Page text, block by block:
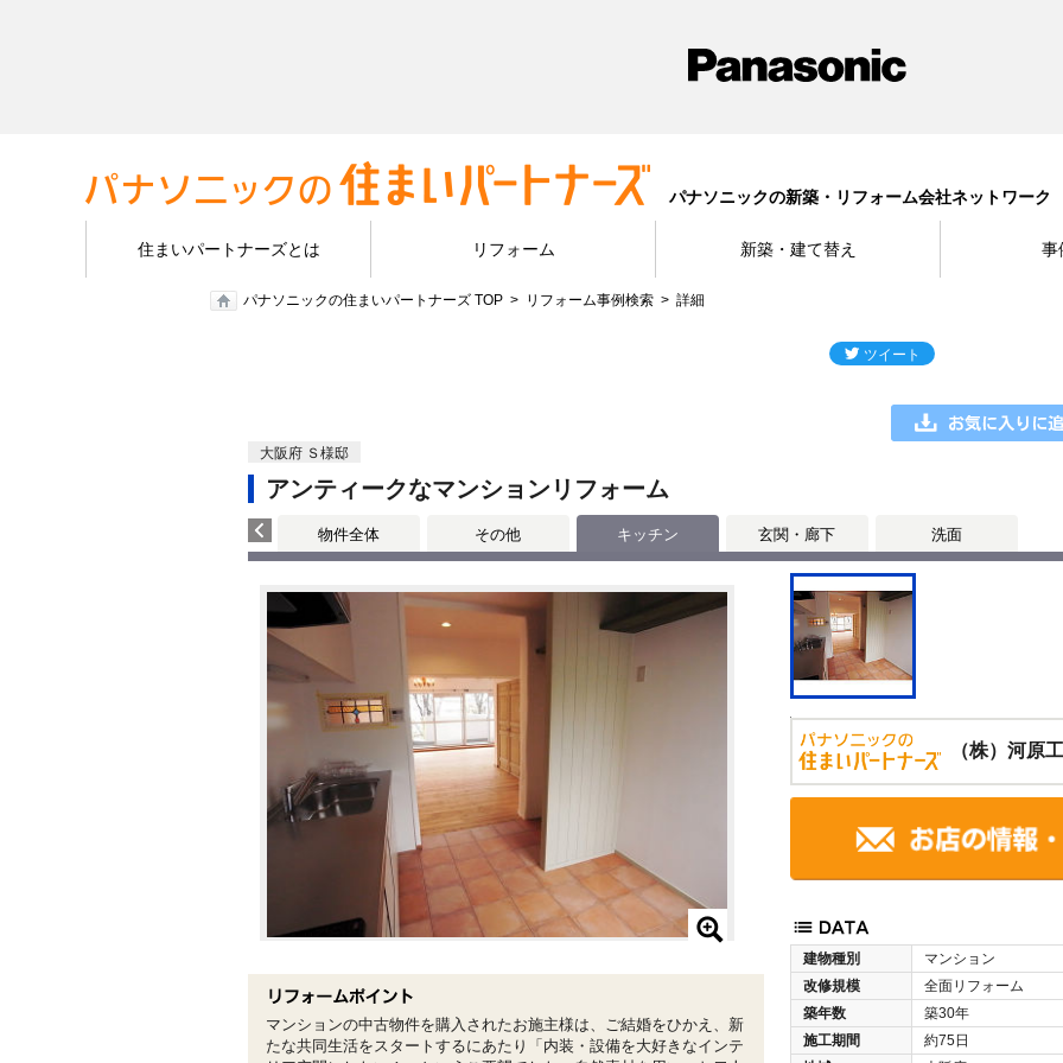
パナソニックの新築・リフォーム会社ネットワーク
住まいパートナーズとは リフォーム 新築・建て替え 事
パナソニックの住まいパートナーズ TOP リフォーム事例検索 詳細
大阪府 Ｓ様邸
アンティークなマンションリフォーム
物件全体 その他 キッチン 玄関・廊下 洗面
（株）河原
建物種別
マンション
改修規模
全面リフォーム
築年数
築30年
施工期間
約75日
マンションの中古物件を購入されたお施主様は、ご結婚をひかえ、新
たな共同生活をスタートするにあたり「内装・設備を大好きなインテ